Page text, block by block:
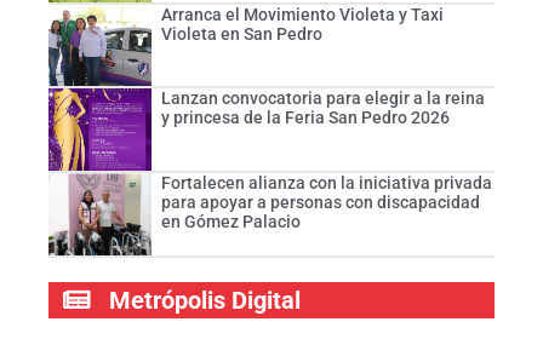
Arranca el Movimiento Violeta y Taxi
Violeta en San Pedro
Lanzan convocatoria para elegir a la reina
y princesa de la Feria San Pedro 2026
Fortalecen alianza con la iniciativa privada
para apoyar a personas con discapacidad
en Gómez Palacio
Metrópolis Digital